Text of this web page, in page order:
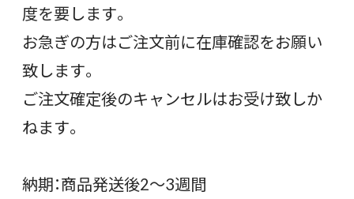
度を要します。
お急ぎの方はご注文前に在庫確認をお願い
致します。
ご注文確定後のキャンセルはお受け致しか
ねます。
納期：商品発送後2〜3週間